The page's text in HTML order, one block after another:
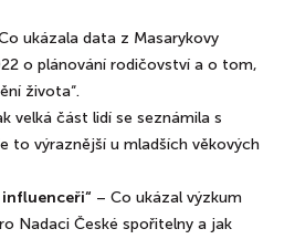
ukázala data z Masarykovy
o plánování rodičovství a o tom,
života“.
velká část lidí se seznámila s
to výraznější u mladších věkových
– Co ukázal výzkum
Nadaci České spořitelny a jak